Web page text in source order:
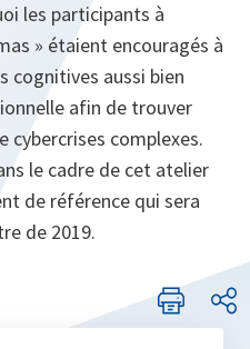
les participants à
» étaient encouragés à
cognitives aussi bien
afin de trouver
cybercrises complexes.
le cadre de cet atelier
de référence qui sera
de 2019.